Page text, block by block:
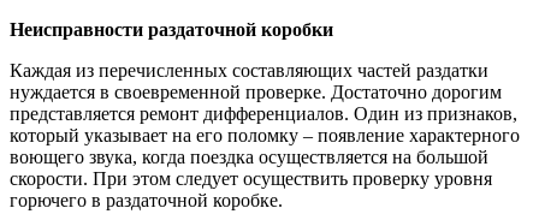
Неисправности раздаточной коробки
Каждая из перечисленных составляющих частей раздатки
нуждается в своевременной проверке. Достаточно дорогим
представляется ремонт дифференциалов. Один из признаков,
который указывает на его поломку – появление характерного
воющего звука, когда поездка осуществляется на большой
скорости. При этом следует осуществить проверку уровня
горючего в раздаточной коробке.